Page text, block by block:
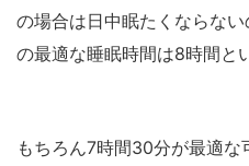
の場合は日中眠たくならな
の最適な睡眠時間は8時間と
もちろん7時間30分が最適